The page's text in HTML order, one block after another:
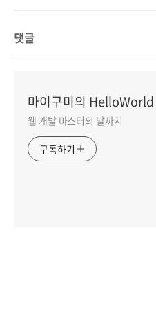
댓글
마이구미의 HelloWorld
웹 개발 마스터의 날까지
구독하기